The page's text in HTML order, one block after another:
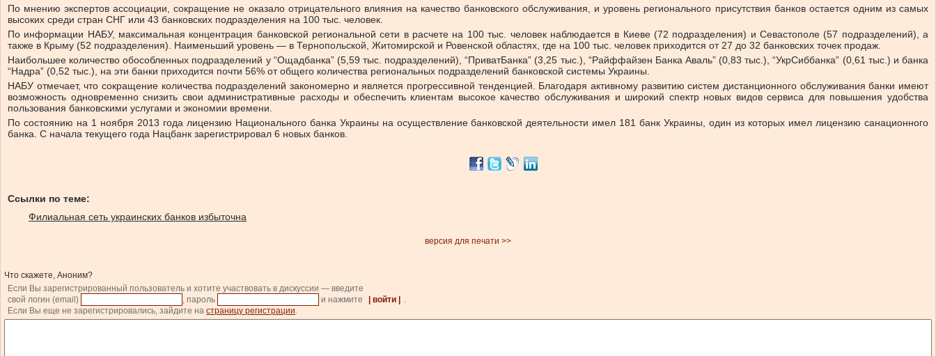
По мнению экспертов ассоциации, сокращение не оказало отрицательного влияния на качество банковского обслуживания, и уровень регионального присутствия банков остается одним из самых
высоких среди стран СНГ или 43 банковских подразделения на 100 тыс. человек.
По информации НАБУ, максимальная концентрация банковской региональной сети в расчете на 100 тыс. человек наблюдается в Киеве (72 подразделения) и Севастополе (57 подразделений), а
также в Крыму (52 подразделения). Наименьший уровень — в Тернопольской, Житомирской и Ровенской областях, где на 100 тыс. человек приходится от 27 до 32 банковских точек продаж.
Наибольшее количество обособленных подразделений у “Ощадбанка” (5,59 тыс. подразделений), “ПриватБанка” (3,25 тыс.), “Райффайзен Банка Аваль” (0,83 тыс.), “УкрСиббанка” (0,61 тыс.) и банка
“Надра” (0,52 тыс.), на эти банки приходится почти 56% от общего количества региональных подразделений банковской системы Украины.
НАБУ отмечает, что сокращение количества подразделений закономерно и является прогрессивной тенденцией. Благодаря активному развитию систем дистанционного обслуживания банки имеют
возможность одновременно снизить свои административные расходы и обеспечить клиентам высокое качество обслуживания и широкий спектр новых видов сервиса для повышения удобства
пользования банковскими услугами и экономии времени.
По состоянию на 1 ноября 2013 года лицензию Национального банка Украины на осуществление банковской деятельности имел 181 банк Украины, один из которых имел лицензию санационного
банка. С начала текущего года Нацбанк зарегистрировал 6 новых банков.
Ссылки по теме:
Филиальная сеть украинских банков избыточна
версия для печати >>
Что скажете, Аноним?
Если Вы зарегистрированный пользователь и хотите участвовать в дискуссии — введите
свой логин (email)
, пароль и нажмите | войти |
.
Если Вы еще не зарегистрировались, зайдите на страницу регистрации.